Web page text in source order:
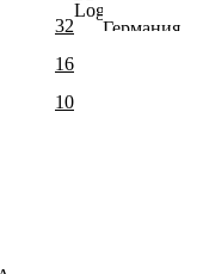
32
16
10
Германия